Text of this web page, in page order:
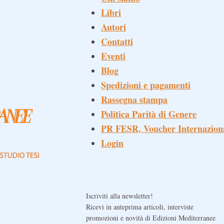
Libri
Autori
Contatti
Eventi
Blog
Spedizioni e pagamenti
Rassegna stampa
Politica Parità di Genere
PR FESR, Voucher
Login
Iscriviti alla newsletter!
Ricevi in anteprima articoli, interviste
promozioni e novità di Edizioni Mediterranee